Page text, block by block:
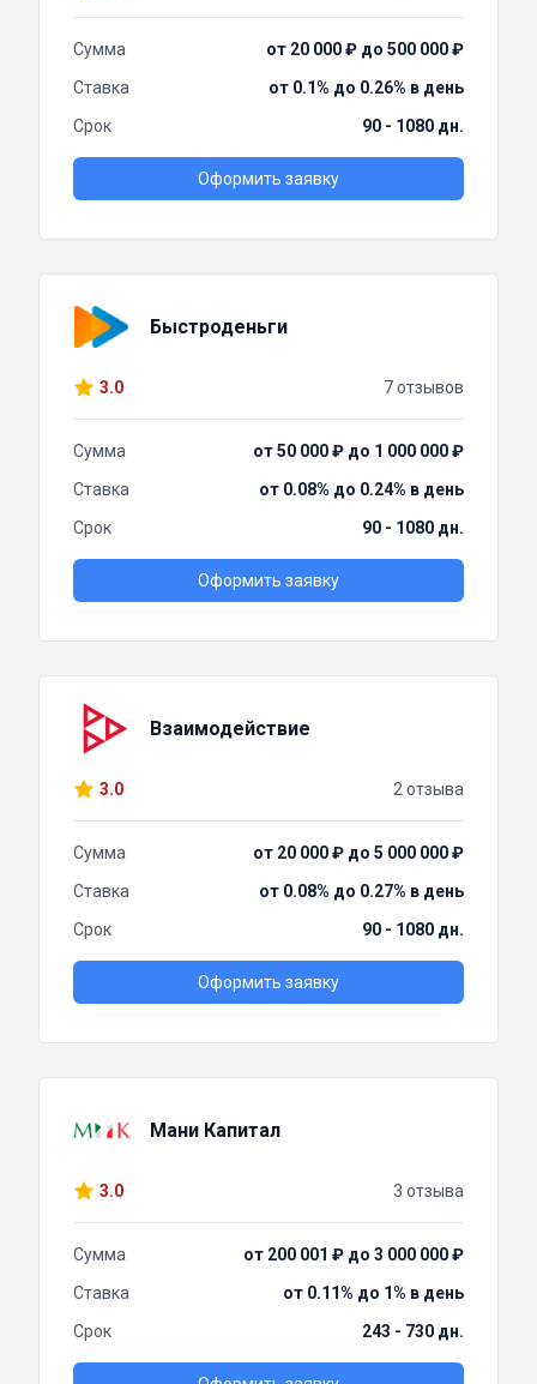
Сумма
от 20 000 ₽ до 500 000 ₽
Ставка
от 0.1% до 0.26% в день
Срок
90 - 1080 дн.
Оформить заявку
Быстроденьги
3.0 7 отзывов
Сумма
от 50 000 ₽ до 1 000 000 ₽
Ставка
от 0.08% до 0.24% в день
Срок
90 - 1080 дн.
Оформить заявку
Взаимодействие
3.0 2 отзыва
Сумма
от 20 000 ₽ до 5 000 000 ₽
Ставка
от 0.08% до 0.27% в день
Срок
90 - 1080 дн.
Оформить заявку
Мани Капитал
3.0 3 отзыва
Сумма
от 200 001 ₽ до 3 000 000 ₽
Ставка
от 0.11% до 1% в день
Срок
243 - 730 дн.